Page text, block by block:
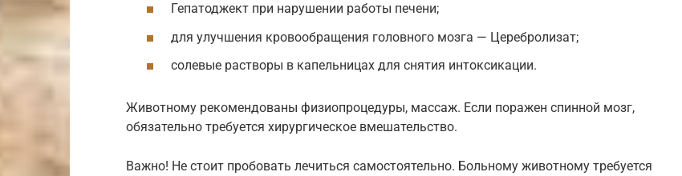
Гепатоджект при нарушении работы печени;
для улучшения кровообращения головного мозга — Церебролизат;
солевые растворы в капельницах для снятия интоксикации.
Животному рекомендованы физиопроцедуры, массаж. Если поражен спинной мозг,
обязательно требуется хирургическое вмешательство.
Важно! Не стоит пробовать лечиться самостоятельно. Больному животному требуется